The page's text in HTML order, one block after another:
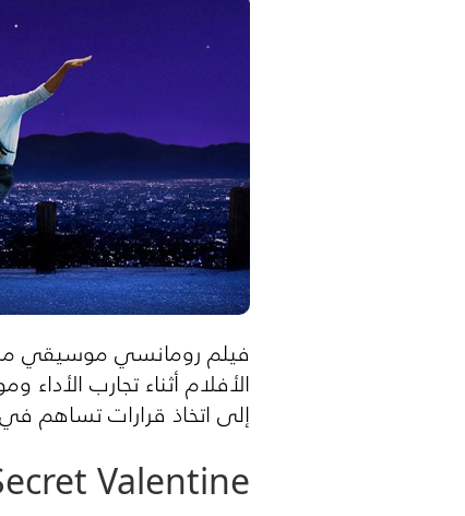
فيلم رومانسي موسيقي من
الأفلام أثناء تجارب
إلى اتخاذ قرارات تساهم
Valentine